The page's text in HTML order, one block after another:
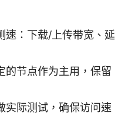
速：下载/上传带宽、延
的节点作为主用，保留
实际测试，确保访问速